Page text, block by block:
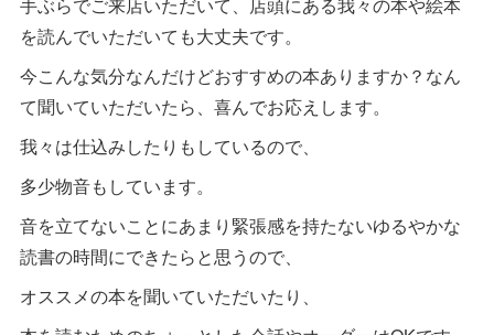
手ぶらでご来店いただいて、店頭にある我々の本や絵本
を読んでいただいても大丈夫です。
今こんな気分なんだけどおすすめの本ありますか？なん
て聞いていただいたら、喜んでお応えします。
我々は仕込みしたりもしているので、
多少物音もしています。
音を立てないことにあまり緊張感を持たないゆるやかな
読書の時間にできたらと思うので、
オススメの本を聞いていただいたり、